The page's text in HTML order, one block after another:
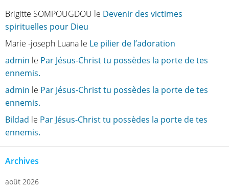
Brigitte SOMPOUGDOU le Devenir des victimes
spirituelles pour Dieu
Marie -joseph Luana le Le pilier de l’adoration
admin le Par Jésus-Christ tu possèdes la porte de tes
ennemis.
admin le Par Jésus-Christ tu possèdes la porte de tes
ennemis.
Bildad le Par Jésus-Christ tu possèdes la porte de tes
ennemis.
Archives
août 2026